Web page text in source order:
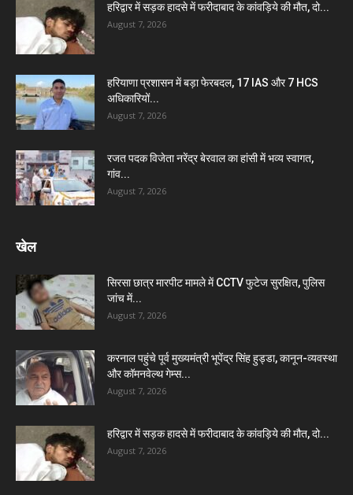
हरिद्वार में सड़क हादसे में फरीदाबाद के कांवड़िये की मौत, दो...
August 7, 2026
हरियाणा प्रशासन में बड़ा फेरबदल, 17 IAS और 7 HCS
अधिकारियों...
August 7, 2026
रजत पदक विजेता नरेंद्र बेरवाल का हांसी में भव्य स्वागत,
गांव...
August 7, 2026
खेल
सिरसा छात्र मारपीट मामले में CCTV फुटेज सुरक्षित, पुलिस
जांच में...
August 7, 2026
करनाल पहुंचे पूर्व मुख्यमंत्री भूपेंद्र सिंह हुड्डा, कानून-व्यवस्था
और कॉमनवेल्थ गेम्स...
August 7, 2026
हरिद्वार में सड़क हादसे में फरीदाबाद के कांवड़िये की मौत, दो...
August 7, 2026